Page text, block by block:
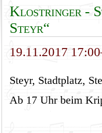
Klostringer -
Steyr“
19.11.2017
Steyr, Stadtplatz,
Ab 17 Uhr beim